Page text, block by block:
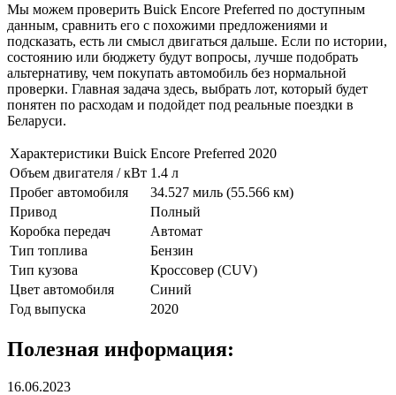
Мы можем проверить Buick Encore Preferred по доступным
данным, сравнить его с похожими предложениями и
подсказать, есть ли смысл двигаться дальше. Если по истории,
состоянию или бюджету будут вопросы, лучше подобрать
альтернативу, чем покупать автомобиль без нормальной
проверки. Главная задача здесь, выбрать лот, который будет
понятен по расходам и подойдет под реальные поездки в
Беларуси.
Характеристики Buick Encore Preferred 2020
Объем двигателя / кВт 1.4 л
Пробег автомобиля
34.527 миль (55.566 км)
Привод
Полный
Коробка передач
Автомат
Тип топлива
Бензин
Тип кузова
Кроссовер (CUV)
Цвет автомобиля
Синий
Год выпуска
2020
Полезная информация:
16.06.2023